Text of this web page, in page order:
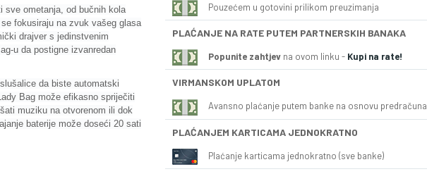
sve ometanja, od bučnih kola
fokusiraju na zvuk vašeg glasa
drajver s jedinstvenim
u da postigne izvanredan
da biste automatski
Bag može efikasno spriječiti
muziku na otvorenom ili dok
baterije može doseći 20 sati
Pouzećem u gotovini prilikom preuzimanja
PLAĆANJE NA RATE PUTEM PARTNERSKIH BANAKA
Popunite zahtjev na ovom linku - Kupi na rate!
VIRMANSKOM UPLATOM
Avansno plaćanje putem banke na osnovu predračuna
PLAĆANJEM KARTICAMA JEDNOKRATNO
Plaćanje karticama jednokratno (sve banke)